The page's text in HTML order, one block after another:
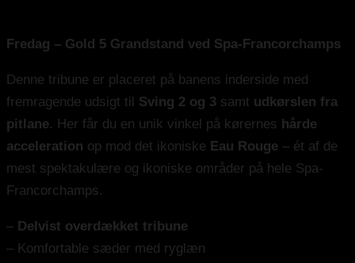
Fredag – Gold 5 Grandstand ved Spa-Francorchamps
Denne tribune er placeret på banens inderside med
fremragende udsigt til Sving 2 og 3 samt udkørslen fra
pitlane. Her får du en unik vinkel på kørernes hårde
acceleration op mod det ikoniske Eau Rouge – ét af de
mest spektakulære og ikoniske områder på hele Spa-
Francorchamps.
– Delvist overdækket tribune
– Komfortable sæder med ryglæn